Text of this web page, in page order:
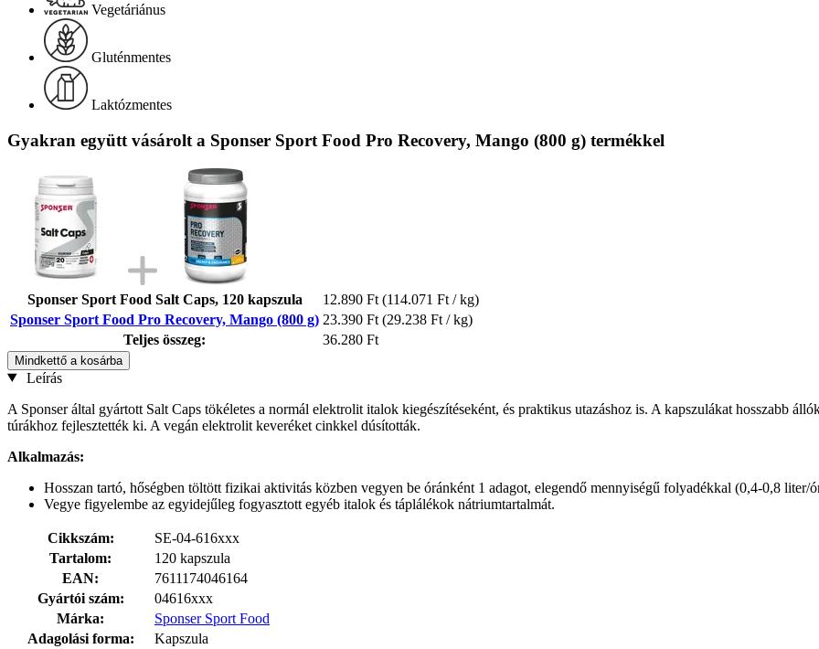
Vegetáriánus
Gluténmentes
Laktózmentes
Gyakran együtt vásárolt a Sponser Sport Food Pro Recovery, Mango (800 g) termékkel
Sponser Sport Food Salt Caps, 120 kapszula 12.890 Ft (114.071 Ft / kg)
Sponser Sport Food Pro Recovery, Mango (800 g) 23.390 Ft (29.238 Ft / kg)
Teljes összeg:
36.280 Ft
Mindkettő a kosárba
Leírás
A Sponser által gyártott Salt Caps tökéletes a normál elektrolit italok kiegészítéseként, és praktikus utazáshoz is. A kapszulákat hosszabb
túrákhoz fejlesztették ki. A vegán elektrolit keveréket cinkkel dúsították.
Alkalmazás:
Hosszan tartó, hőségben töltött fizikai aktivitás közben vegyen be óránként 1 adagot, elegendő mennyiségű folyadékkal (0,4-0,8 liter/
Vegye figyelembe az egyidejűleg fogyasztott egyéb italok és táplálékok nátriumtartalmát.
Cikkszám:
SE-04-616xxx
Tartalom:
120 kapszula
EAN:
7611174046164
Gyártói szám:
04616xxx
Márka:
Sponser Sport Food
Adagolási forma:
Kapszula